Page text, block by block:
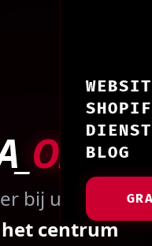
BLOG
OLEN
bij uitstek
centrum